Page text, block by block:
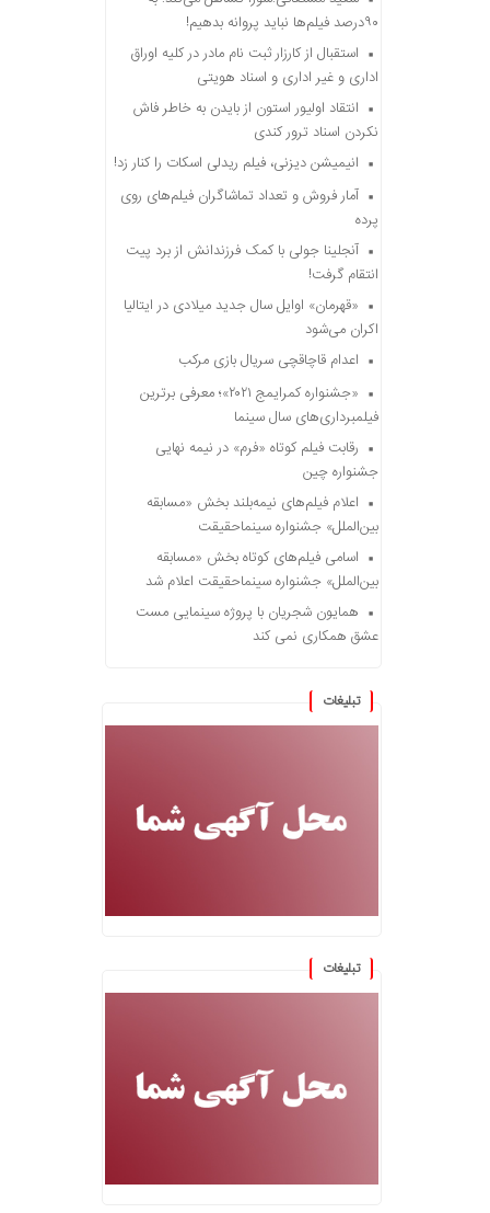
۹۰درصد فیلم‌ها نباید پروانه بدهیم!
استقبال از کارزار ثبت نام مادر در کلیه اوراق
اداری و غیر اداری و اسناد هویتی
انتقاد اولیور استون از بایدن به خاطر فاش
نکردن اسناد ترور کندی
انیمیشن دیزنی، فیلم ریدلی اسکات را کنار زد!
آمار فروش و تعداد تماشاگران فیلم‌های روی
پرده
آنجلینا جولی با کمک فرزندانش از برد پیت
انتقام گرفت!
«قهرمان» اوایل سال جدید میلادی در ایتالیا
اکران می‌شود
اعدام قاچاقچی سریال بازی مرکب
«جشنواره کمرایمج ۲۰۲۱»؛ معرفی برترین
فیلمبرداری‌های سال سینما
رقابت فیلم کوتاه «فرم» در نیمه نهایی
جشنواره چین
اعلام فیلم‌های نیمه‌بلند بخش «مسابقه
بین‌الملل» جشنواره سینماحقیقت
اسامی فیلم‌های کوتاه بخش «مسابقه
بین‌الملل» جشنواره سینماحقیقت اعلام شد
همایون شجریان با پروژه سینمایی مست
عشق همکاری نمی کند
تبلیغات
تبلیغات